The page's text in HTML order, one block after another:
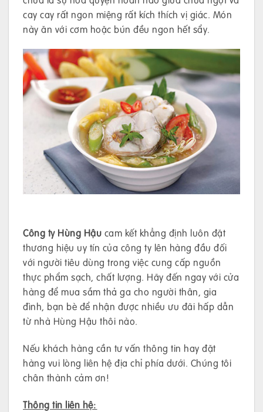
cay cay rất ngon miệng rất kích thích vị giác. Món
này ăn với cơm hoặc bún đều ngon hết sẩy.
Công ty Hùng Hậu cam kết khẳng định luôn đặt
thương hiệu uy tín của công ty lên hàng đầu đối
với người tiêu dùng trong việc cung cấp nguồn
thực phẩm sạch, chất lượng. Hãy đến ngay với cửa
hàng để mua sắm thả ga cho người thân, gia
đình, bạn bè để nhận được nhiều ưu đãi hấp dẫn
từ nhà Hùng Hậu thôi nào.
Nếu khách hàng cần tư vấn thông tin hay đặt
hàng vui lòng liên hệ địa chỉ phía dưới. Chúng tôi
chân thành cảm ơn!
Thông tin liên hệ: